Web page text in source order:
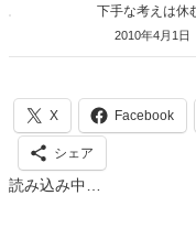
下手な考えは休
2010年4月1日
X Facebook
シェア
読み込み中…